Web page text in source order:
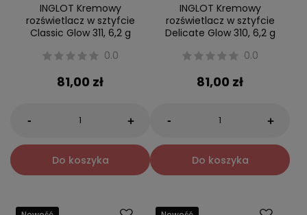
INGLOT Kremowy
rozświetlacz w sztyfcie
Classic Glow 311, 6,2 g
0.0
81,00 zł
- +
Do koszyka
INGLOT Kremowy
rozświetlacz w sztyfcie
Delicate Glow 310, 6,2 g
0.0
81,00 zł
- +
Do koszyka